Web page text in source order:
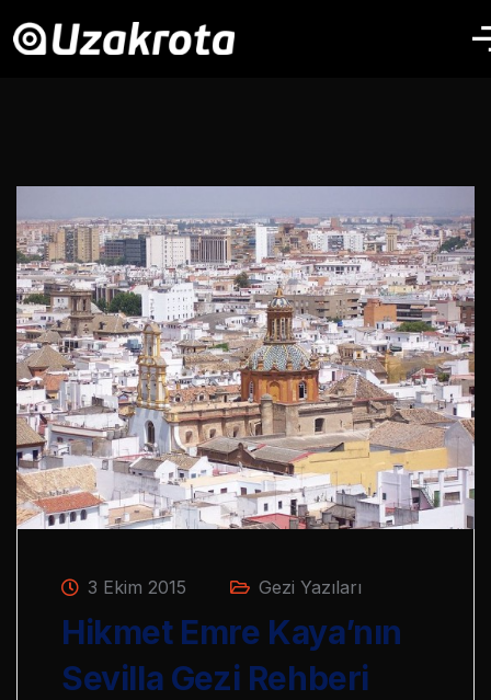
3 Ekim 2015 Gezi Yazıları
Hikmet Emre Kaya’nın
Sevilla Gezi Rehberi